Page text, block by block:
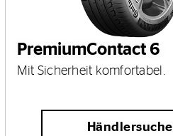
PremiumContact 6
Mit Sicherheit komfortabel.
Händlersuche